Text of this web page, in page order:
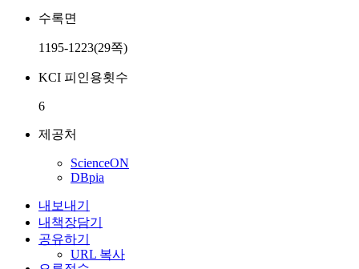
수록면
1195-1223(29쪽)
KCI 피인용횟수
6
제공처
ScienceON
DBpia
내보내기
내책장담기
공유하기
URL 복사